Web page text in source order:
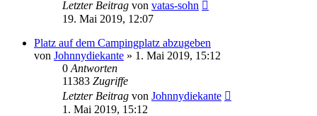
Letzter Beitrag von vatas-sohn
19. Mai 2019, 12:07
Platz auf dem Campingplatz abzugeben
von Johnnydiekante » 1. Mai 2019, 15:12
0 Antworten
11383 Zugriffe
Letzter Beitrag von Johnnydiekante
1. Mai 2019, 15:12